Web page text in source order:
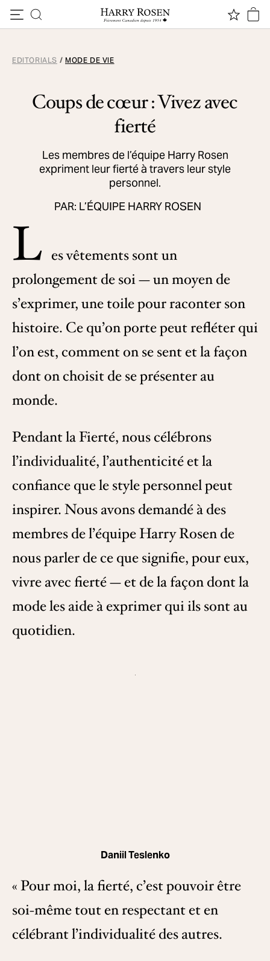
EDITORIALS / MODE DE VIE
Coups de cœur : Vivez avec
fierté
Les membres de l’équipe Harry Rosen
expriment leur fierté à travers leur style
personnel.
PAR: L’ÉQUIPE HARRY ROSEN
L es vêtements sont un
prolongement de soi — un moyen de
s’exprimer, une toile pour raconter son
histoire. Ce qu’on porte peut refléter qui
l’on est, comment on se sent et la façon
dont on choisit de se présenter au
monde.
Pendant la Fierté, nous célébrons
l’individualité, l’authenticité et la
confiance que le style personnel peut
inspirer. Nous avons demandé à des
membres de l’équipe Harry Rosen de
nous parler de ce que signifie, pour eux,
vivre avec fierté — et de la façon dont la
mode les aide à exprimer qui ils sont au
quotidien.
Daniil Teslenko
« Pour moi, la fierté, c’est pouvoir être
soi-même tout en respectant et en
célébrant l’individualité des autres.